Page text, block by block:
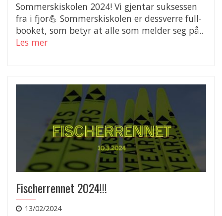
Sommerskiskolen 2024! Vi gjentar suksessen
fra i fjor💪 Sommerskiskolen er dessverre full-
booket, som betyr at alle som melder seg på..
Les mer
Fischerrennet 2024!!!
13/02/2024